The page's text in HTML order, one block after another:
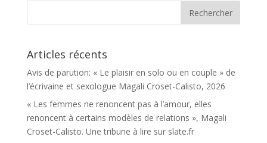
Articles récents
Avis de parution: « Le plaisir en solo ou en couple » de
l’écrivaine et sexologue Magali Croset-Calisto, 2026
« Les femmes ne renoncent pas à l’amour, elles
renoncent à certains modèles de relations », Magali
Croset-Calisto. Une tribune à lire sur slate.fr